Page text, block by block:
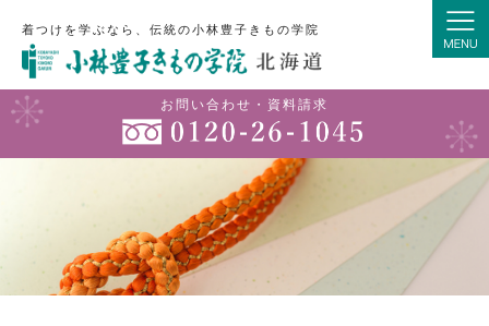
着つけを学ぶなら、伝統の小林豊子きもの学院
お問い合わせ・資料請求